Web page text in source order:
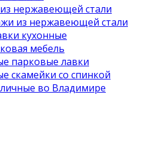
нержавеющей стали
из нержавеющей стали
кухонные
мебель
парковые лавки
скамейки со спинкой
во Владимире